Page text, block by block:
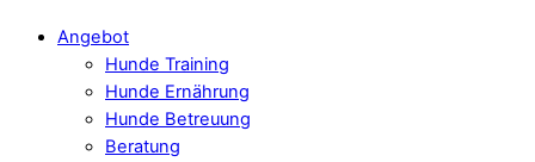
Angebot
Hunde Training
Hunde Ernährung
Hunde Betreuung
Beratung